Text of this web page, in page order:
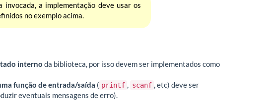
invocada, a implementação deve usar os
no exemplo acima.
interno da biblioteca, por isso devem ser implementados como
função de entrada/saída ( printf scanf
, etc) deve ser
eventuais mensagens de erro).